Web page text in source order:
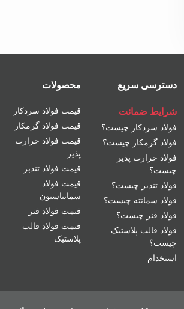
دسترسی سریع
شرایط ضمانت
فولاد سردکار چیست؟
فولاد گرمکار چیست؟
فولاد حرارت پذیر
چیست؟
فولاد تندبر چیست؟
فولاد سمانته چیست؟
فولاد فنر چیست؟
فولاد قالب پلاستیک
چیست؟
استخدام
محصولات
قیمت فولاد سردکار
قیمت فولاد گرمکار
قیمت فولاد حرارت
پذیر
قیمت فولاد تندبر
قیمت فولاد
سمانتاسیون
قیمت فولاد فنر
قیمت فولاد قالب
پلاستیک